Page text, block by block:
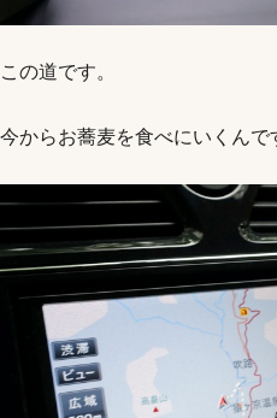
この道です。
今からお蕎麦を食べにいくんで